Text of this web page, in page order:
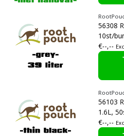
56308
10st/
€--,--
56103
1.6L,
€--,--